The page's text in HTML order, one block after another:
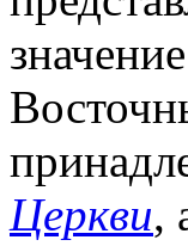
Церкви,